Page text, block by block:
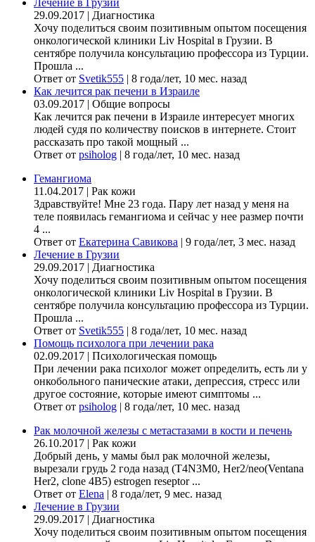
29.09.2017 | Диагностика
Хочу поделиться своим позитивным опытом посещения
онкологической клиники Liv Hospital в Грузии. В
сентябре получила консультацию профессора из Турции.
Прошла ...
Ответ от Svetik555 | 8 года/лет, 10 мес. назад
Как лечится рак печени в Израиле
03.09.2017 | Общие вопросы
Как лечится рак печени в Израиле интересует многих
людей судя по количеству поисков в интернете. Стоит
рассказать про такой мощный ...
Ответ от psiholog | 8 года/лет, 10 мес. назад
Гемангиома
11.04.2017 | Рак кожи
Здравствуйте! Мне 23 года. Пару лет назад у меня на
теле появилась гемангиома и сейчас у нее размер почти
4 ...
Ответ от Екатерина Савикова | 9 года/лет, 3 мес. назад
Лечение в Грузии
29.09.2017 | Диагностика
Хочу поделиться своим позитивным опытом посещения
онкологической клиники Liv Hospital в Грузии. В
сентябре получила консультацию профессора из Турции.
Прошла ...
Ответ от Svetik555 | 8 года/лет, 10 мес. назад
Помощь психолога при лечении рака
02.09.2017 | Психологическая помощь
При лечении рака психолог может определить, есть ли у
онкобольного панические атаки, депрессия, стресс или
другое состояние, которые имеют симптомы ...
Ответ от psiholog | 8 года/лет, 10 мес. назад
Рак молочной железы с метастазами в кости и печень
26.10.2017 | Рак кожи
Добрый день, у мамы был рак молочной железы,
вырезали грудь 2 года назад (Т4N3M0, Her2/neo(Ventana
Her2, clone 4B5) estrogen reseptor ...
Ответ от Elena | 8 года/лет, 9 мес. назад
Лечение в Грузии
29.09.2017 | Диагностика
Хочу поделиться своим позитивным опытом посещения